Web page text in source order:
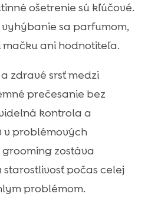
ošetrenie sú kľúčové.
sa parfumom,
ani hodnotiteľa.
zdravé srsť medzi
prečesanie bez
kontrola a
v problémových
zostáva
počas celej
problémom.